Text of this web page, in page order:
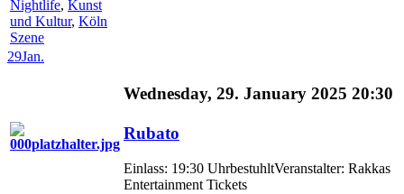
Nightlife, Kunst
und Kultur, Köln
Szene
29Jan.
Wednesday, 29. January 2025 20:30
Rubato
Einlass: 19:30 UhrbestuhltVeranstalter: Rakkas
Entertainment Tickets